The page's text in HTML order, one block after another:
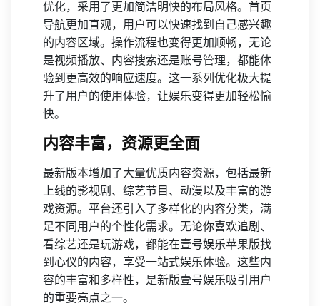
优化，采用了更加简洁明快的布局风格。首页
导航更加直观，用户可以快速找到自己感兴趣
的内容区域。操作流程也变得更加顺畅，无论
是视频播放、内容搜索还是账号管理，都能体
验到更高效的响应速度。这一系列优化极大提
升了用户的使用体验，让娱乐变得更加轻松愉
快。
内容丰富，资源更全面
最新版本增加了大量优质内容资源，包括最新
上线的影视剧、综艺节目、动漫以及丰富的游
戏资源。平台还引入了多样化的内容分类，满
足不同用户的个性化需求。无论你喜欢追剧、
看综艺还是玩游戏，都能在壹号娱乐苹果版找
到心仪的内容，享受一站式娱乐体验。这些内
容的丰富和多样性，是新版壹号娱乐吸引用户
的重要亮点之一。